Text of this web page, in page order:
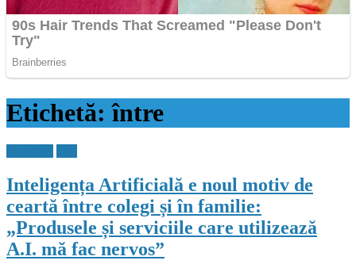
Etichetă:între
Inteligența Artificială e noul motiv de
ceartă între colegi și în familie:
„Produsele și serviciile care utilizează
A.I. mă fac nervos”